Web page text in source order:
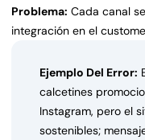
Problema: Cada canal
integración en el
Ejemplo Del Error:
calcetines
Instagram, pero el
sostenibles;